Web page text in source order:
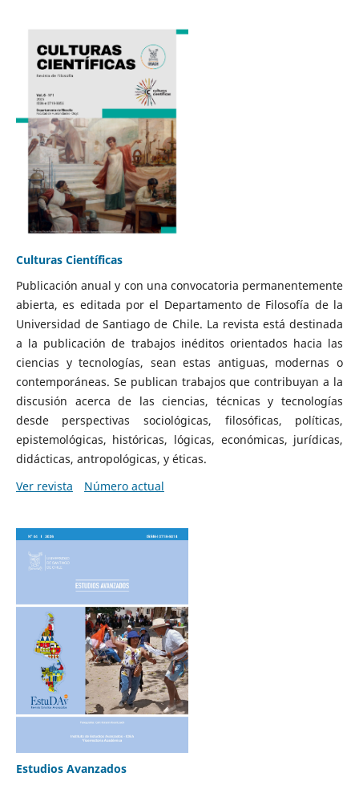
Culturas Científicas
Publicación anual y con una convocatoria permanentemente
abierta, es editada por el Departamento de Filosofía de la
Universidad de Santiago de Chile. La revista está destinada
a la publicación de trabajos inéditos orientados hacia las
ciencias y tecnologías, sean estas antiguas, modernas o
contemporáneas. Se publican trabajos que contribuyan a la
discusión acerca de las ciencias, técnicas y tecnologías
desde perspectivas sociológicas, filosóficas, políticas,
epistemológicas, históricas, lógicas, económicas, jurídicas,
didácticas, antropológicas, y éticas.
Ver revista
Número actual
Estudios Avanzados